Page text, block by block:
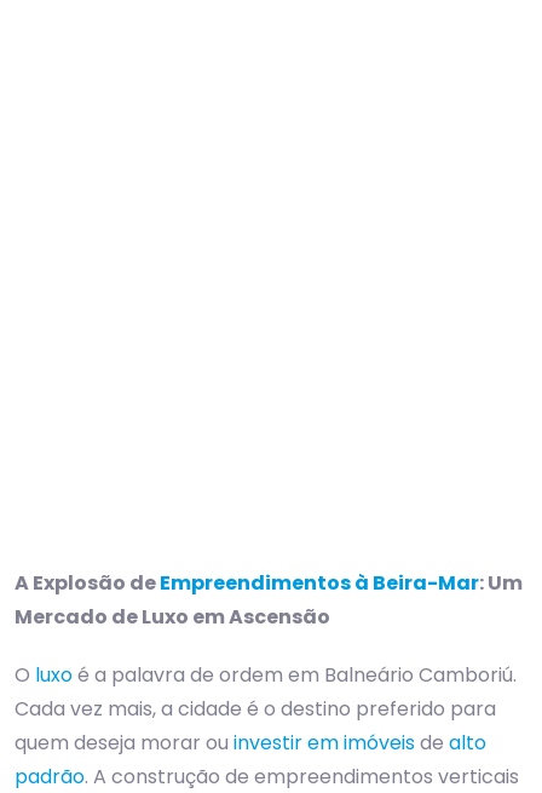
A Explosão deEmpreendimentos à Beira-Mar: Um
Mercado de Luxo em Ascensão
O luxoé a palavra de ordem em Balneário Camboriú.
Cada vez mais, a cidade é o destino preferido para
quem deseja morar ou investir em imóveisde alto
padrão. A construção de empreendimentos verticais